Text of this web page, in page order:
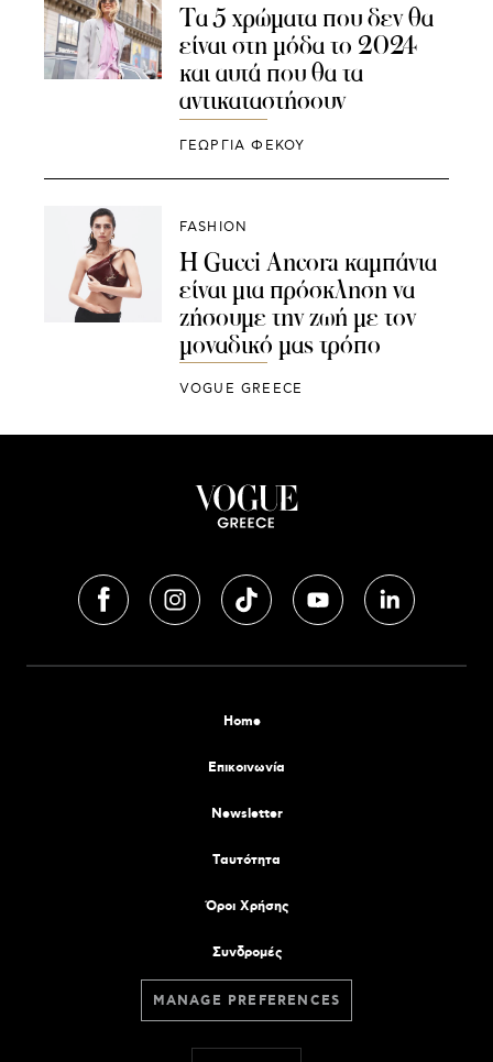
Τα 5 χρώματα που δεν θα
είναι στη μόδα το 2024
και αυτά που θα τα
αντικαταστήσουν
ΓΕΩΡΓΙΑ ΦΕΚΟΥ
FASHION
Η Gucci Ancora καμπάνια
είναι μια πρόσκληση να
ζήσουμε την ζωή με τον
μοναδικό μας τρόπο
VOGUE GREECE
Home
Επικοινωνία
Newsletter
Tαυτότητα
Όροι Χρήσης
Συνδρομές
MANAGE PREFERENCES